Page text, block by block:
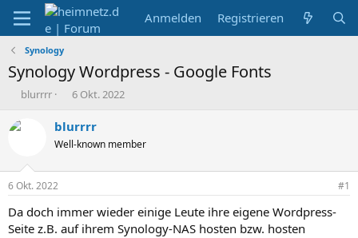
Anmelden Registrieren
Synology
Synology Wordpress - Google Fonts
E
s
l
e
r
blurrrr
E
s
t
e
t
a
m
6 Okt. 2022
blurrrr
Well-known member
6 Okt. 2022 #1
Da doch immer wieder einige Leute ihre eigene Wordpress-
Seite z.B. auf ihrem Synology-NAS hosten bzw. hosten